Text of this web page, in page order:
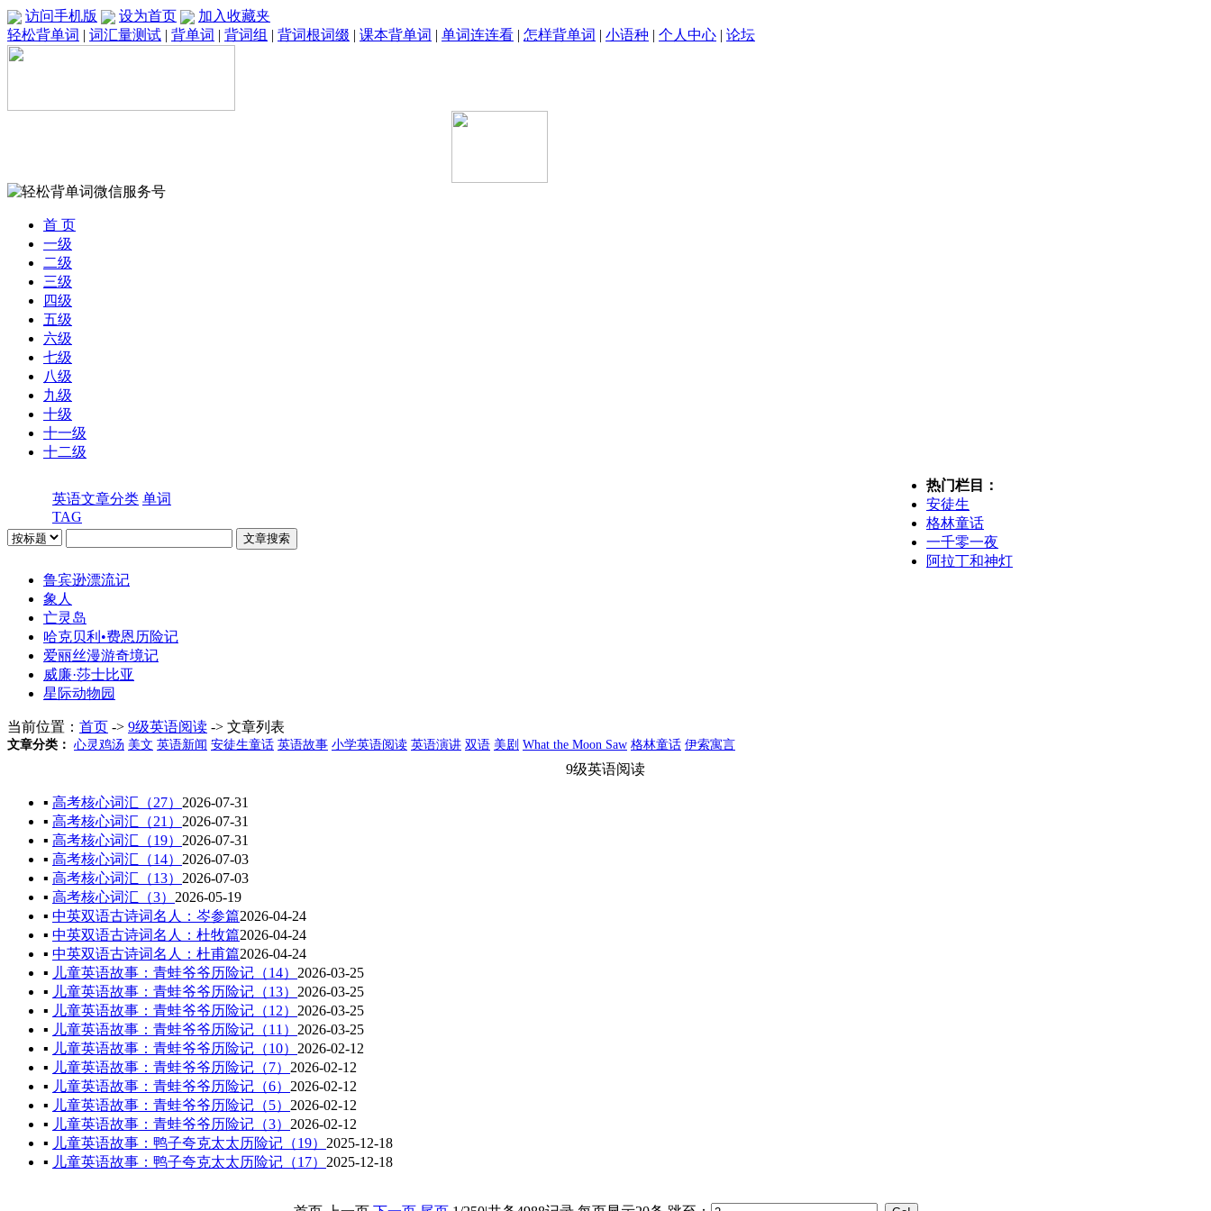
访问手机版 设为首页
加入收藏夹
轻松背单词 | 词汇量测试 | 背单词 | 背词组 | 背词根词缀 | 课本背单词 | 单词连连看 | 怎样背单词 | 小语种 | 个人中心 | 论坛
首 页
一级
二级
三级
四级
五级
六级
七级
八级
九级
十级
十一级
十二级
英语文章分类 单词
TAG
热门栏目：
安徒生
格林童话
一千零一夜
阿拉丁和神灯
鲁宾逊漂流记
象人
亡灵岛
哈克贝利•费恩历险记
爱丽丝漫游奇境记
威廉·莎士比亚
星际动物园
当前位置： 首页 -> 9级英语阅读 -> 文章列表
文章分类： 心灵鸡汤 美文 英语新闻 安徒生童话 英语故事 小学英语阅读 英语演讲 双语 美剧 What the Moon Saw 格林童话 伊索寓言
9级英语阅读
▪ 高考核心词汇（27） 2026-07-31
▪ 高考核心词汇（21） 2026-07-31
▪ 高考核心词汇（19） 2026-07-31
▪ 高考核心词汇（14） 2026-07-03
▪ 高考核心词汇（13） 2026-07-03
▪ 高考核心词汇（3） 2026-05-19
▪ 中英双语古诗词名人：岑参篇2026-04-24
▪ 中英双语古诗词名人：杜牧篇2026-04-24
▪ 中英双语古诗词名人：杜甫篇2026-04-24
▪ 儿童英语故事：青蛙爷爷历险记（14） 2026-03-25
▪ 儿童英语故事：青蛙爷爷历险记（13） 2026-03-25
▪ 儿童英语故事：青蛙爷爷历险记（12） 2026-03-25
▪ 儿童英语故事：青蛙爷爷历险记（11） 2026-03-25
▪ 儿童英语故事：青蛙爷爷历险记（10） 2026-02-12
▪ 儿童英语故事：青蛙爷爷历险记（7） 2026-02-12
▪ 儿童英语故事：青蛙爷爷历险记（6） 2026-02-12
▪ 儿童英语故事：青蛙爷爷历险记（5） 2026-02-12
▪ 儿童英语故事：青蛙爷爷历险记（3） 2026-02-12
▪ 儿童英语故事：鸭子夸克太太历险记（19） 2025-12-18
▪ 儿童英语故事：鸭子夸克太太历险记（17） 2025-12-18